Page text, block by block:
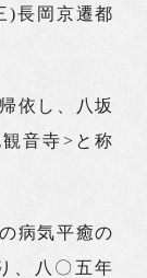
)長岡京遷都
依し、八坂
音寺>と称
病気平癒の
、八〇五年